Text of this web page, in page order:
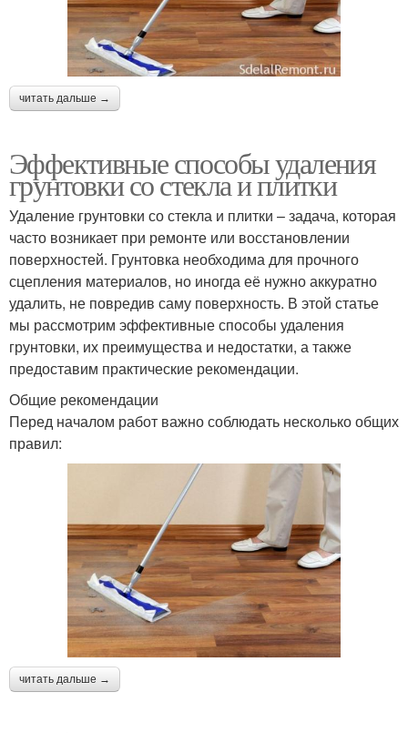
читать дальше →
Эффективные способы удаления
грунтовки со стекла и плитки
Удаление грунтовки со стекла и плитки – задача, которая
часто возникает при ремонте или восстановлении
поверхностей. Грунтовка необходима для прочного
сцепления материалов, но иногда её нужно аккуратно
удалить, не повредив саму поверхность. В этой статье
мы рассмотрим эффективные способы удаления
грунтовки, их преимущества и недостатки, а также
предоставим практические рекомендации.
Общие рекомендации
Перед началом работ важно соблюдать несколько общих
правил:
читать дальше →